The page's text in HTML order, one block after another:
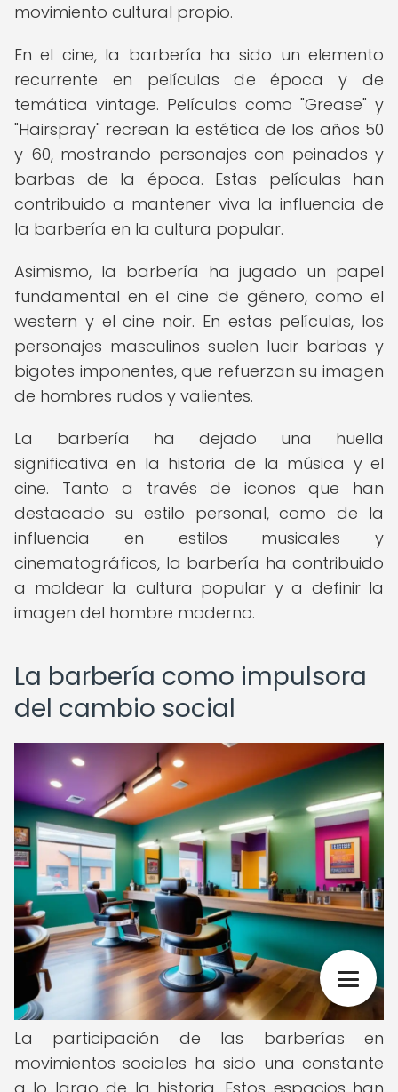
movimiento cultural propio.
En el cine, la barbería ha sido un elemento
recurrente en películas de época y de
temática vintage. Películas como "Grease" y
"Hairspray" recrean la estética de los años 50
y 60, mostrando personajes con peinados y
barbas de la época. Estas películas han
contribuido a mantener viva la influencia de
la barbería en la cultura popular.
Asimismo, la barbería ha jugado un papel
fundamental en el cine de género, como el
western y el cine noir. En estas películas, los
personajes masculinos suelen lucir barbas y
bigotes imponentes, que refuerzan su imagen
de hombres rudos y valientes.
La barbería ha dejado una huella
significativa en la historia de la música y el
cine. Tanto a través de iconos que han
destacado su estilo personal, como de la
influencia en estilos musicales y
cinematográficos, la barbería ha contribuido
a moldear la cultura popular y a definir la
imagen del hombre moderno.
La barbería como impulsora
del cambio social
La participación de las barberías en
movimientos sociales ha sido una constante